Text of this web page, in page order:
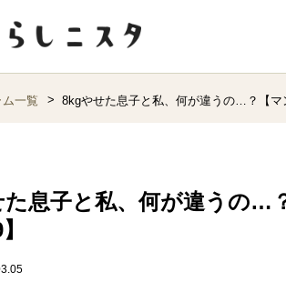
一覧 8kgやせた息子と私、何が違うの…？【マ
息子と私、何が違うの…